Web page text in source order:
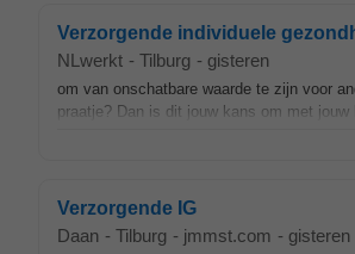
Verzorgende individuele
NLwerkt - Tilburg - gisteren
om van onschatbare waarde te zijn voor
praatje? Dan is dit jouw kans om met
Verzorgende IG
Daan - Tilburg - jmmst.com - gisteren